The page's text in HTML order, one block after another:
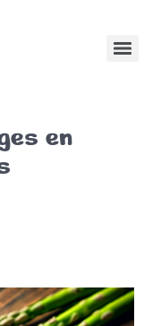
en